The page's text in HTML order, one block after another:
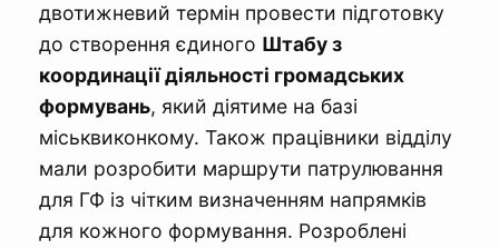
двотижневий термін провести підготовку
до створення єдиного Штабу з
координації діяльності громадських
формувань, який діятиме на базі
міськвиконкому. Також працівники відділу
мали розробити маршрути патрулювання
для ГФ із чітким визначенням напрямків
для кожного формування. Розроблені